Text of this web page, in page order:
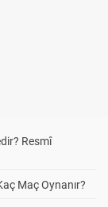
Resmî
Maç Oynanır?